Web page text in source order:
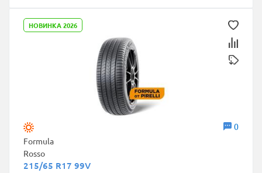
НОВИНКА 2026
0
Formula
Rosso
215/65 R17 99V